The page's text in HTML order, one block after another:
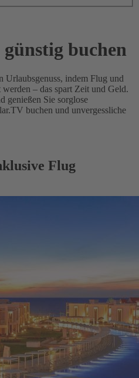
günstig buchen
Urlaubsgenuss, indem Flug und
– das spart Zeit und Geld.
genießen Sie sorglose
buchen und unvergessliche
Flug